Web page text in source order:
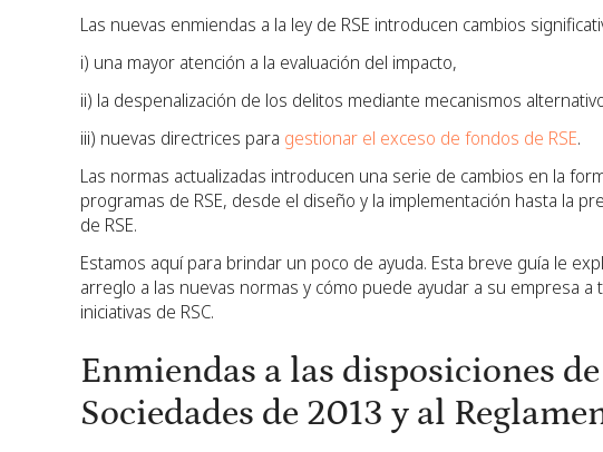
Las nuevas enmiendas a la ley de RSE introducen cambios
i) una mayor atención a la evaluación del impacto,
ii) la despenalización de los delitos mediante mecanismos
iii) nuevas directrices para gestionar el exceso de fondos de RSE.
Las normas actualizadas introducen una serie de cambios en la
programas de RSE, desde el diseño y la implementación hasta la
de RSE.
Estamos aquí para brindar un poco de ayuda. Esta breve guía le
arreglo a las nuevas normas y cómo puede ayudar a su empresa
iniciativas de RSC.
Enmiendas a las disposiciones de
Sociedades de 2013 y al